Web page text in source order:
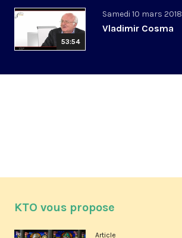
53:54
Samedi 10 mars 2018
Vladimir Cosma
KTO vous propose
Article